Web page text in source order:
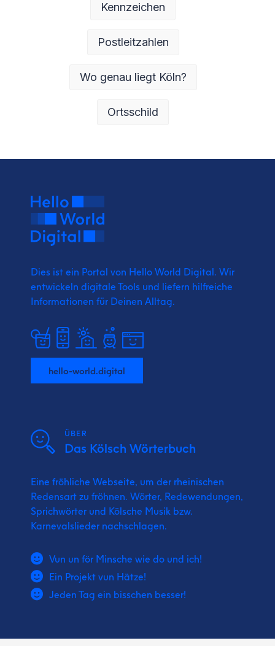
Kennzeichen
Postleitzahlen
Wo genau liegt Köln?
Ortsschild
Dies ist ein Portal von Hello World Digital. Wir
entwickeln digitale Tools und liefern hilfreiche
Informationen für Deinen Alltag.
hello-world.digital
ÜBER
Das Kölsch Wörterbuch
Eine fröhliche Webseite, um der rheinischen
Redensart zu fröhnen. Wörter, Redewendungen,
Sprichwörter und Kölsche Musik bzw.
Karnevalslieder nachschlagen.
Vun un för Minsche wie do und ich!
Ein Projekt vun Hätze!
Jeden Tag ein bisschen besser!